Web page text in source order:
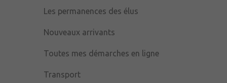
Les permanences des élus
Nouveaux arrivants
Toutes mes démarches en ligne
Transport